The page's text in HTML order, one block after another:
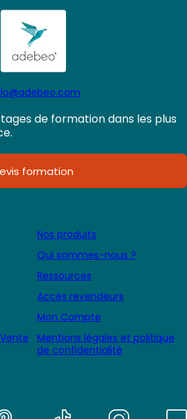
de formation dans les plus
formation
Nos produits
Qui sommes-nous ?
Ressources
Accès revendeurs
Mon Compte
Mentions légales et politique
de confidentialité